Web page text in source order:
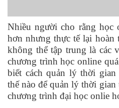
Nhiều người cho rằng học
hơn nhưng thực tế lại hoàn
không thể tập trung là các
chương trình học online
biết cách quản lý thời
thế nào để quản lý thời
chương trình đại học onlie